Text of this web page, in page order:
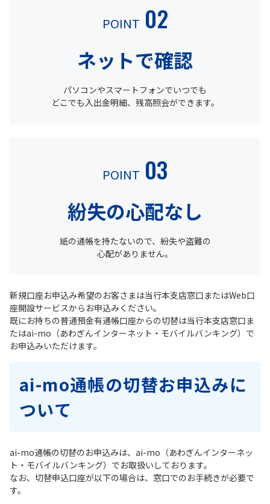
POINT 02
ネットで確認
パソコンやスマートフォンでいつでも
どこでも入出金明細、残高照会ができます。
POINT 03
紛失の心配なし
紙の通帳を持たないので、紛失や盗難の
心配がありません。
新規口座お申込み希望のお客さまは当行本支店窓口またはWeb口
座開設サービスからお申込みください。
既にお持ちの普通預金有通帳口座からの切替は当行本支店窓口ま
たはai-mo（あわぎんインターネット・モバイルバンキング）で
お申込みいただけます。
ai-mo通帳の切替お申込みに
ついて
ai-mo通帳の切替のお申込みは、ai-mo（あわぎんインターネッ
ト・モバイルバンキング）でお取扱いしております。
なお、切替申込口座が以下の場合は、窓口でのお手続きが必要で
す。